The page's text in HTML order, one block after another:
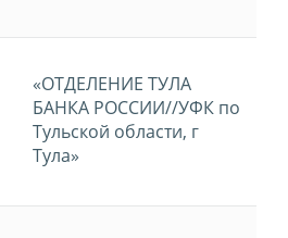
«ОТДЕЛЕНИЕ ТУЛА
БАНКА РОССИИ//УФК по
Тульской области, г
Тула»